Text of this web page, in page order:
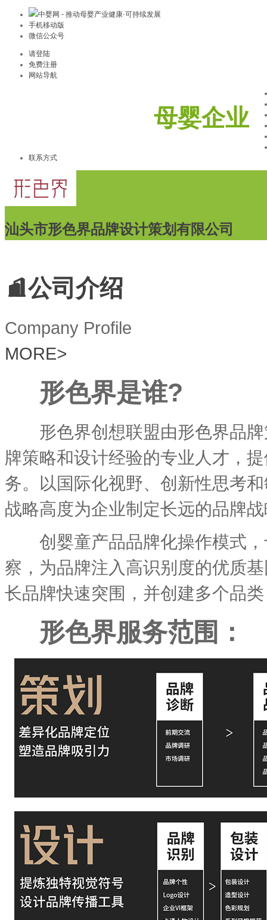
中婴网 - 推动母婴产业健康·可持续发展
手机移动版
微信公众号
请登陆
免费注册
网站导航
母婴企业
联系方式
汕头市形色界品牌设计策划有限公司
公司介绍
Company Profile
MORE>
形色界是谁?
形色界创想联盟由形色界品牌
牌策略和设计经验的专业人才，
务。以国际化视野、创新性思考
战略高度为企业制定长远的品牌
创婴童产品品牌化操作模式，
察，为品牌注入高识别度的优质
长品牌快速突围，并创建多个品
形色界服务范围：